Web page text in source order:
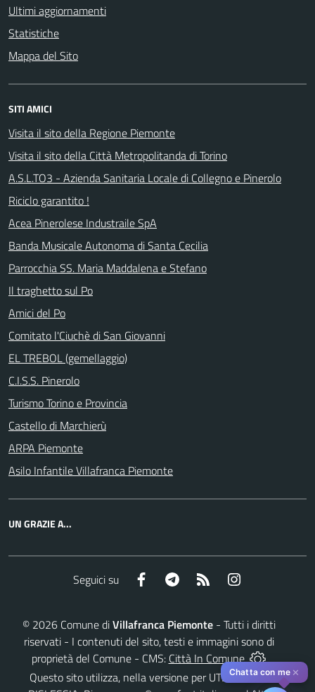
Ultimi aggiornamenti
Statistiche
Mappa del Sito
SITI AMICI
Visita il sito della Regione Piemonte
Visita il sito della Città Metropolitanda di Torino
A.S.L.TO3 - Azienda Sanitaria Locale di Collegno e Pinerolo
Riciclo garantito !
Acea Pinerolese Industraile SpA
Banda Musicale Autonoma di Santa Cecilia
Parrocchia SS. Maria Maddalena e Stefano
Il traghetto sul Po
Amici del Po
Comitato l'Ciuchè di San Giovanni
EL TREBOL (gemellaggio)
C.I.S.S. Pinerolo
Turismo Torino e Provincia
Castello di Marchierù
ARPA Piemonte
Asilo Infantile Villafranca Piemonte
UN GRAZIE A...
Seguici su Facebook Telegram RSS
© 2026 Comune diVillafranca Piemonte - Tutti i diritti
riservati - I contenuti del sito, testi e immagini sono di
proprietà del Comune - CMS: Città In Comune
Questo sito utilizza, nella versione per UTENTI CON
Chatta con me ✕